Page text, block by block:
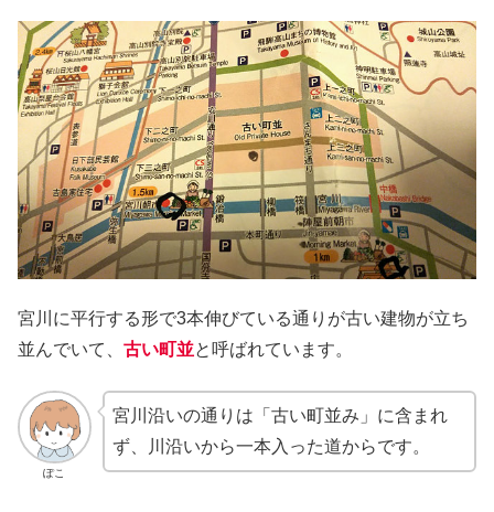
宮川に平行する形で3本伸びている通りが古い建物が立ち
並んでいて、 古い町並と呼ばれています。
ぽこ
宮川沿いの通りは「古い町並み」に含まれ
ず、川沿いから一本入った道からです。